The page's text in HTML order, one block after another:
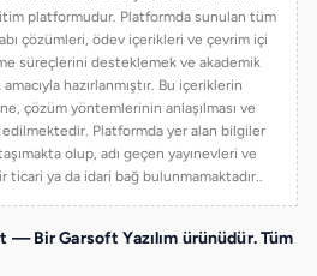
platformudur. Platformda sunulan tüm
çözümleri, ödev içerikleri ve çevrim içi
süreçlerini desteklemek ve akademik
hazırlanmıştır. Bu içeriklerin
çözüm yöntemlerinin anlaşılması ve
edilmektedir. Platformda yer alan bilgiler
olup, adı geçen yayınevleri ve
ya da idari bağ bulunmamaktadır..
Bir Garsoft Yazılım ürünüdür. Tüm